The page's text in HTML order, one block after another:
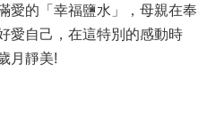
愛的「幸福鹽水」，母親在奉
愛自己，在這特別的感動時
月靜美!